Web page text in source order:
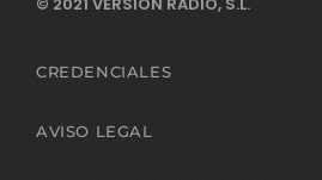
© 2021 VERSIÓN RADIO, S.L.
CREDENCIALES
AVISO LEGAL